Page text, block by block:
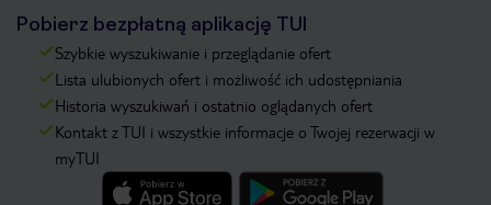
Pobierz bezpłatną aplikację TUI
Szybkie wyszukiwanie i przeglądanie ofert
Lista ulubionych ofert i możliwość ich udostępniania
Historia wyszukiwań i ostatnio oglądanych ofert
Kontakt z TUI i wszystkie informacje o Twojej rezerwacji w
myTUI